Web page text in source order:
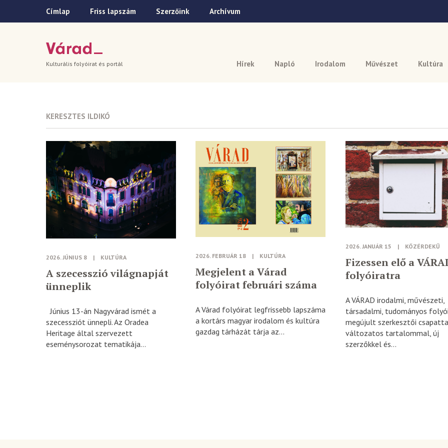
Címlap Friss lapszám Szerzőink Archívum
Hírek Napló Irodalom Művészet Kultúra
Kulturális folyóirat és portál
KERESZTES ILDIKÓ
2026. JÚNIUS 8 | KULTÚRA
A szecesszió világnapját
ünneplik
Június 13-án Nagyvárad ismét a
szecessziót ünnepli. Az Oradea
Heritage által szervezett
eseménysorozat tematikája...
2026. FEBRUÁR 18 | KULTÚRA
Megjelent a Várad
folyóirat februári száma
A Várad folyóirat legfrissebb lapszáma
a kortárs magyar irodalom és kultúra
gazdag tárházát tárja az...
2026. JANUÁR 15 | KÖZÉRDEKŰ
Fizessen elő a
folyóiratra
A VÁRAD irodalmi, művészeti,
társadalmi, tudományos
megújult szerkesztői
változatos tartalommal, új
szerzőkkel és...